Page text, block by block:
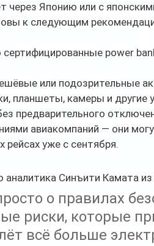
через Японию или с
к следующим
сертифицированные power
или подозрительные
планшеты, камеры и
предварительного
авиакомпаний — они
рейсах уже с сентября.
Синъити Камата из
о правилах
риски, которые
всё больше